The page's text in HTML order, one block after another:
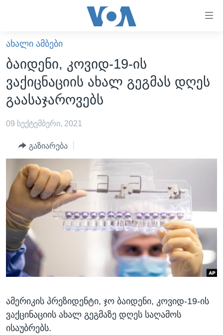
ხელმისაწვდომობისთვის
გადადით
მთავარზე
გადადით
მთავარ
ნავიგაციაზე
გადადით
ძიებაზე
ᲐᲮᲐᲚᲘ ᲐᲛᲑᲔᲑᲘ
ᲡᲐᲥᲐᲠᲗᲕᲔᲚᲝ
ᲐᲨᲨ
ᲐᲨᲨ-ᲘᲡ ᲐᲠᲩᲔᲕᲜᲔᲑᲘ 2024
ᲛᲡᲝᲤᲚᲘᲝ
ᲕᲘᲓᲔᲝᲔᲑᲘ
ᲒᲐᲓᲐᲪᲔᲛᲔᲑᲘ
ᲕᲐᲨᲘᲜᲒᲢᲝᲜᲘ ᲓᲦᲔᲡ
ᲮᲔᲓᲕᲐ ᲕᲐᲨᲘᲜᲒᲢᲝᲜᲘᲓᲐᲜ
ᲡᲢᲣᲓᲘᲐ ᲕᲐᲨᲘᲜᲒᲢᲝᲜᲘ
ᲡᲮᲕᲐ ᲡᲘᲐᲮᲚᲔᲔᲑᲘ
ᲞᲝᲚᲘᲢᲘᲙᲐ
ᲔᲙᲝᲜᲝᲛᲘᲙᲐ
ᲯᲐᲜᲛᲠᲗᲔᲚᲝᲑᲐ
ᲛᲔᲪᲜᲘᲔᲠᲔᲑᲐ
ᲙᲣᲚᲢᲣᲠᲐ
ᲒᲐᲚᲘᲚᲔᲝ
ᲠᲣᲡᲔᲗᲘᲡ ᲨᲔᲭᲠᲐ ᲣᲙᲠᲐᲘᲜᲐᲨᲘ
Learning English
ᲗᲕᲐᲚᲘ ᲒᲕᲐᲓᲔᲕᲜᲔᲗ
ენები
ᲐᲮᲐᲚᲘ ᲐᲛᲑᲔᲑᲘ
ბაიდენი, კოვიდ-19-ის
ვაქიცნაციის ახალ გეგმას დღეს
გაასაჯაროვებს
09 სექტემბერი, 2021
გაზიარება
ამერიკის პრეზიდენტი, ჯო ბაიდენი, კოვიდ-19-ის
ვაქცინაციის ახალ გეგმაზე დღეს საღამოს
ისაუბრებს.